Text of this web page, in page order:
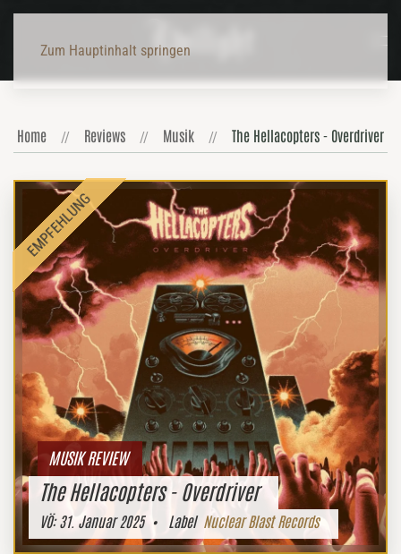
Zum Hauptinhalt springen
Home Reviews Musik The Hellacopters - Overdriver
MUSIK REVIEW
The Hellacopters - Overdriver
VÖ:31. Januar 2025• Label Nuclear Blast Records